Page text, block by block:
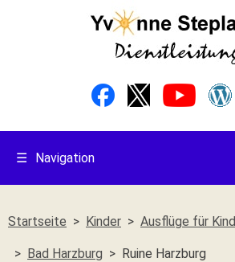
☰ Navigation
Startseite Kinder Ausflüge für
Bad Harzburg Ruine Harzburg